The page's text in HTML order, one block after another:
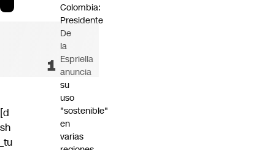
[d
sh
_tu
Colombia:
Presidente
De
la
Espriella
anuncia
su
uso
"sostenible"
en
varias